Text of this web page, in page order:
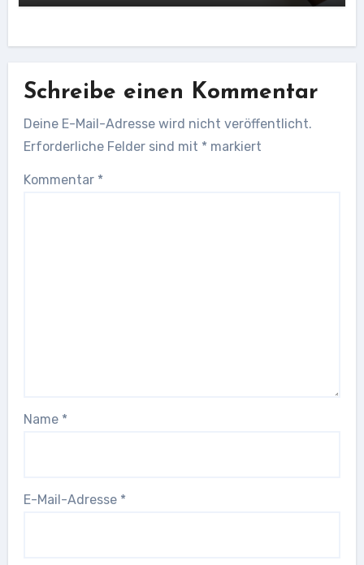
Schreibe einen Kommentar
Deine E-Mail-Adresse wird nicht veröffentlicht.
Erforderliche Felder sind mit * markiert
Kommentar *
Name *
E-Mail-Adresse *